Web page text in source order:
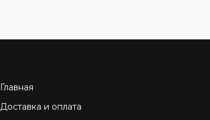
Главная
Доставка и оплата